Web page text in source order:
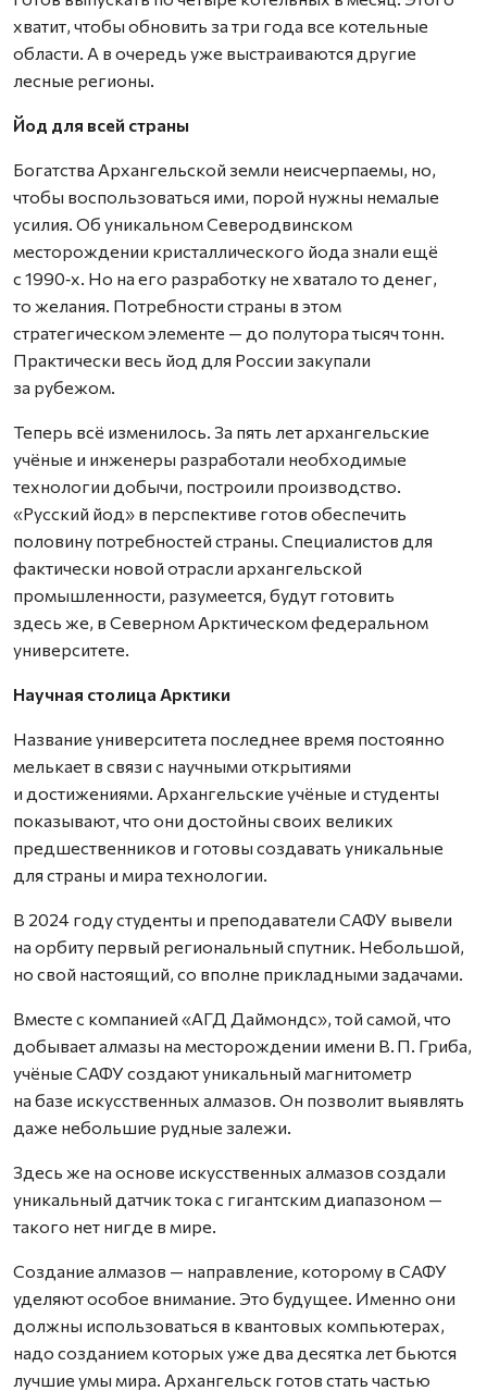
хватит, чтобы обновить за три года все котельные
области. А в очередь уже выстраиваются другие
лесные регионы.
Йод для всей страны
Богатства Архангельской земли неисчерпаемы, но,
чтобы воспользоваться ими, порой нужны немалые
усилия. Об уникальном Северодвинском
месторождении кристаллического йода знали ещё
с 1990‑х. Но на его разработку не хватало то денег,
то желания. Потребности страны в этом
стратегическом элементе — до полутора тысяч тонн.
Практически весь йод для России закупали
за рубежом.
Теперь всё изменилось. За пять лет архангельские
учёные и инженеры разработали необходимые
технологии добычи, построили производство.
«Русский йод» в перспективе готов обеспечить
половину потребностей страны. Специалистов для
фактически новой отрасли архангельской
промышленности, разумеется, будут готовить
здесь же, в Северном Арктическом федеральном
университете.
Научная столица Арктики
Название университета последнее время постоянно
мелькает в связи с научными открытиями
и достижениями. Архангельские учёные и студенты
показывают, что они достойны своих великих
предшественников и готовы соз­давать уникальные
для страны и мира технологии.
В 2024 году студенты и преподаватели САФУ вывели
на орбиту первый региональный спутник. Небольшой,
но свой настоящий, со вполне прикладными задачами.
Вместе с компанией «АГД Даймондс», той самой, что
добывает алмазы на месторождении имени В. П. Гриба,
учёные САФУ создают уникальный магнитометр
на базе искусственных алмазов. Он позволит выявлять
даже небольшие рудные залежи.
Здесь же на основе искусственных алмазов создали
уникальный датчик тока с гигантским диапазоном —
такого нет нигде в мире.
Создание алмазов — направление, которому в САФУ
уделяют особое внимание. Это будущее. Именно они
должны использоваться в квантовых компьютерах,
надо созданием которых уже два десятка лет бьются
лучшие умы мира. Архангельск готов стать частью